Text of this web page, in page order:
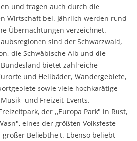
und tragen auch durch die
Wirtschaft bei. Jährlich werden rund
Übernachtungen verzeichnet.
sind der Schwarzwald,
die Schwäbische Alb und die
Bundesland bietet zahlreiche
und Heilbäder, Wandergebiete,
sowie viele hochkarätige
und Freizeit-Events.
der ,,Europa Park" in Rust,
eines der größten Volksfeste
Beliebtheit. Ebenso beliebt